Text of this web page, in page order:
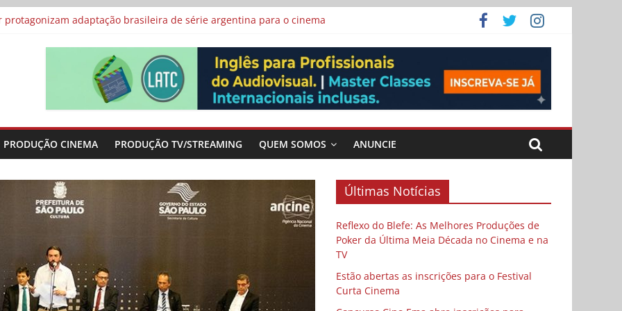
adaptação brasileira de série argentina para o cinema
Poker da Última Meia Década no Cinema e na TV
Cinema
de escolas públicas
PRODUÇÃO CINEMA PRODUÇÃO TV/STREAMING QUEM SOMOS ANUNCIE
Últimas Notícias
Reflexo do Blefe: As Melhores Produções de
Poker da Última Meia Década no Cinema e na
TV
Estão abertas as inscrições para o Festival
Curta Cinema